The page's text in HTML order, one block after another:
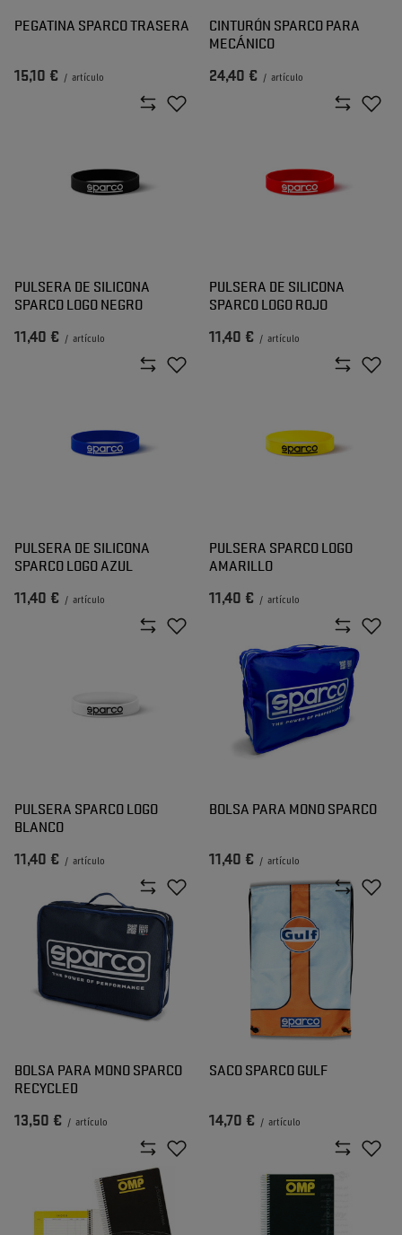
PEGATINA SPARCO TRASERA
15,10 € / artículo
CINTURÓN SPARCO PARA
MECÁNICO
24,40 € / artículo
PULSERA DE SILICONA
SPARCO LOGO NEGRO
11,40 € / artículo
PULSERA DE SILICONA
SPARCO LOGO ROJO
11,40 € / artículo
PULSERA DE SILICONA
SPARCO LOGO AZUL
11,40 € / artículo
PULSERA SPARCO LOGO
AMARILLO
11,40 € / artículo
PULSERA SPARCO LOGO
BLANCO
11,40 € / artículo
BOLSA PARA MONO SPARCO
11,40 € / artículo
BOLSA PARA MONO SPARCO
RECYCLED
13,50 € / artículo
SACO SPARCO GULF
14,70 € / artículo